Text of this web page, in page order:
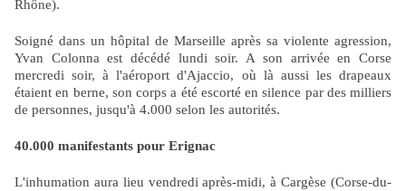
Rhône).
Soigné dans un hôpital de Marseille après sa violente agression,
Yvan Colonna est décédé lundi soir. A son arrivée en Corse
mercredi soir, à l'aéroport d'Ajaccio, où là aussi les drapeaux
étaient en berne, son corps a été escorté en silence par des milliers
de personnes, jusqu'à 4.000 selon les autorités.
40.000 manifestants pour Erignac
L'inhumation aura lieu vendredi après-midi, à Cargèse (Corse-du-